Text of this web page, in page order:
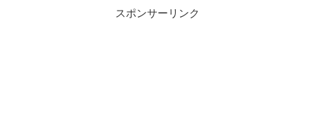
スポンサーリンク